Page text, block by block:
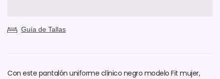
Guía de Tallas
Con este pantalón uniforme clínico negro modelo Fit mujer,